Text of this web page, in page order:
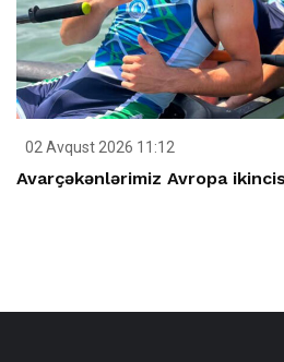
02 Avqust 2026 11:12
Avarçəkənlərimiz Avropa